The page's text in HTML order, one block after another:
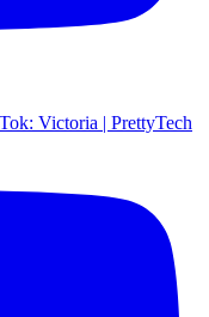
Victoria | PrettyTech